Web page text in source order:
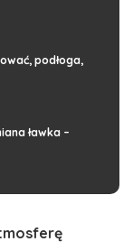
podłoga,
ławka –